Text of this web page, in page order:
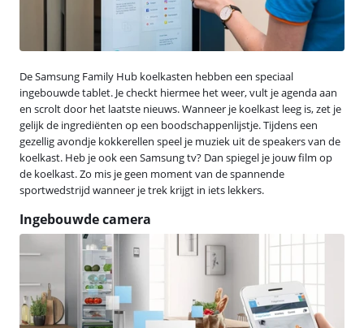
De Samsung Family Hub koelkasten hebben een speciaal
ingebouwde tablet. Je checkt hiermee het weer, vult je agenda aan
en scrolt door het laatste nieuws. Wanneer je koelkast leeg is, zet je
gelijk de ingrediënten op een boodschappenlijstje. Tijdens een
gezellig avondje kokkerellen speel je muziek uit de speakers van de
koelkast. Heb je ook een Samsung tv? Dan spiegel je jouw film op
de koelkast. Zo mis je geen moment van de spannende
sportwedstrijd wanneer je trek krijgt in iets lekkers.
Ingebouwde camera